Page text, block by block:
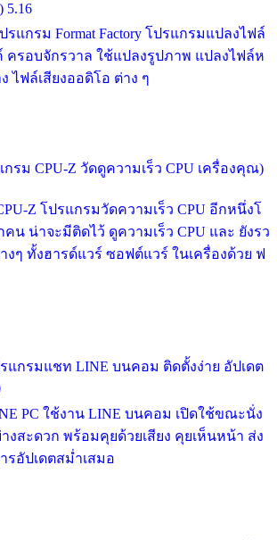
5.16
แกรม Format Factory โปรแกรมแปลงไฟล์
ครอบจักรวาล ใช้แปลงรูปภาพ แปลงไฟล์ห
ไฟล์เสียงออดิโอ ต่าง ๆ
กรม CPU-Z วัดดูความเร็ว CPU เครื่องคุณ)
Z โปรแกรมวัดความเร็ว CPU อีกหนึ่งโ
น น่าจะมีติดไว้ ดูความเร็ว CPU และ ยังรว
งๆ ทั้งฮารด์แวร์ ซอฟต์แวร์ ในเครื่องด้วย ฟ
รแกรมแชท LINE บนคอม ติดตั้งง่าย อัปเดต
PC ใช้งาน LINE บนคอม เปิดใช้ขณะนั่ง
งสะดวก พร้อมคุยด้วยเสียง คุยเห็นหน้า ส่ง
รอัปเดตสม่ำเสมอ